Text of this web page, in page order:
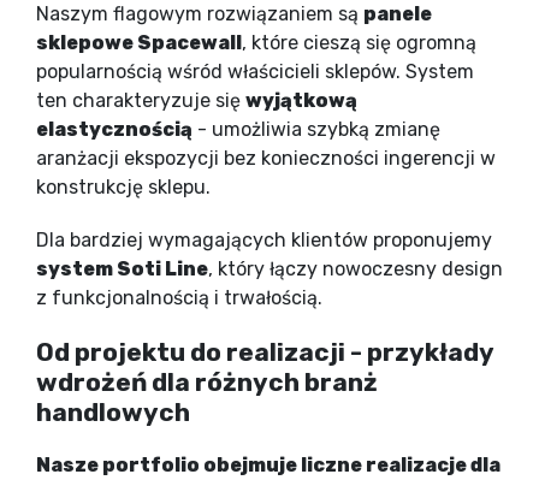
Naszym flagowym rozwiązaniem są panele
sklepowe Spacewall, które cieszą się ogromną
popularnością wśród właścicieli sklepów. System
ten charakteryzuje się wyjątkową
elastycznością - umożliwia szybką zmianę
aranżacji ekspozycji bez konieczności ingerencji w
konstrukcję sklepu.
Dla bardziej wymagających klientów proponujemy
system Soti Line, który łączy nowoczesny design
z funkcjonalnością i trwałością.
Od projektu do realizacji - przykłady
wdrożeń dla różnych branż
handlowych
Nasze portfolio obejmuje liczne realizacje dla